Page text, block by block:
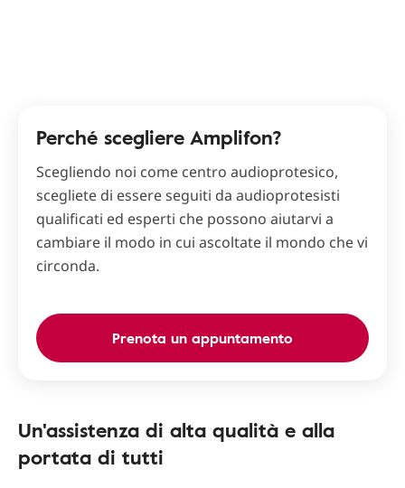
Perché scegliere Amplifon?
Scegliendo noi come centro audioprotesico,
scegliete di essere seguiti da audioprotesisti
qualificati ed esperti che possono aiutarvi a
cambiare il modo in cui ascoltate il mondo che vi
circonda.
Prenota un appuntamento
Un'assistenza di alta qualità e alla
portata di tutti